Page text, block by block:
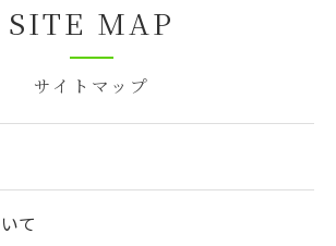
サイトマップ
SITE MAP
て